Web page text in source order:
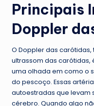
Principais
Doppler
O Doppler das
ultrassom das carótidas,
uma olhada em como o
do pescoço. Essas
autoestradas que levam
cérebro. Quando algo